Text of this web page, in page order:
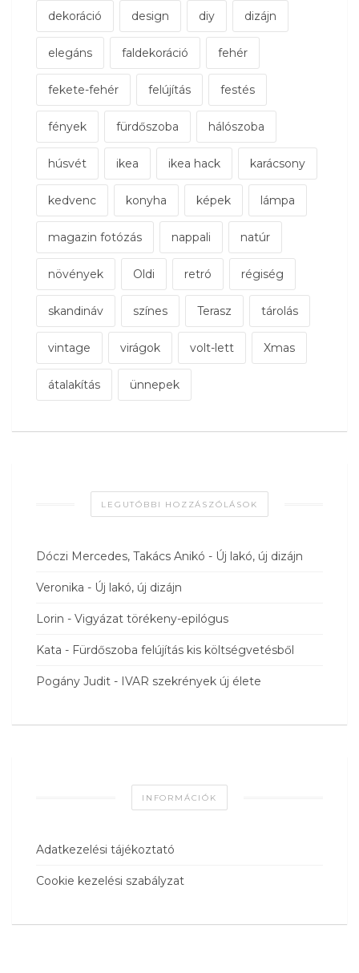
dekoráció design diy dizájn
elegáns faldekoráció fehér
fekete-fehér felújítás festés
fények fürdőszoba hálószoba
húsvét ikea ikea hack karácsony
kedvenc konyha képek lámpa
magazin fotózás nappali natúr
növények Oldi retró régiség
skandináv színes Terasz tárolás
vintage virágok volt-lett Xmas
átalakítás ünnepek
LEGUTÓBBI HOZZÁSZÓLÁSOK
Dóczi Mercedes, Takács Anikó - Új lakó, új dizájn
Veronika - Új lakó, új dizájn
Lorin - Vigyázat törékeny-epilógus
Kata - Fürdőszoba felújítás kis költségvetésből
Pogány Judit - IVAR szekrények új élete
INFORMÁCIÓK
Adatkezelési tájékoztató
Cookie kezelési szabályzat